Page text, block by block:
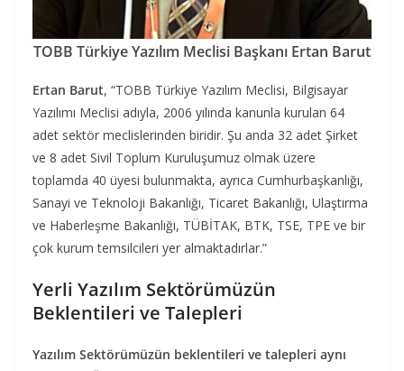
TOBB Türkiye Yazılım Meclisi Başkanı Ertan Barut
Ertan Barut, “TOBB Türkiye Yazılım Meclisi, Bilgisayar
Yazılımı Meclisi adıyla, 2006 yılında kanunla kurulan 64
adet sektör meclislerinden biridir. Şu anda 32 adet Şirket
ve 8 adet Sivil Toplum Kuruluşumuz olmak üzere
toplamda 40 üyesi bulunmakta, ayrıca Cumhurbaşkanlığı,
Sanayi ve Teknoloji Bakanlığı, Ticaret Bakanlığı, Ulaştırma
ve Haberleşme Bakanlığı, TÜBİTAK, BTK, TSE, TPE ve bir
çok kurum temsilcileri yer almaktadırlar.”
Yerli Yazılım Sektörümüzün
Beklentileri ve Talepleri
Yazılım Sektörümüzün beklentileri ve talepleri aynı